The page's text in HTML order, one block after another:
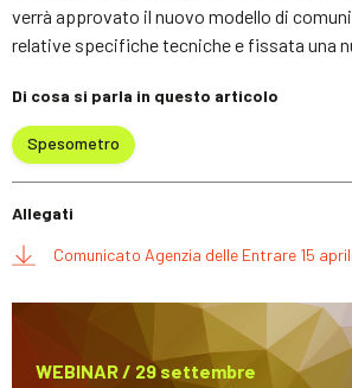
verrà approvato il nuovo modello di
relative specifiche tecniche e fissata una
Di cosa si parla in questo articolo
Spesometro
Allegati
Comunicato Agenzia delle Entrare 15
WEBINAR / 29 settembre